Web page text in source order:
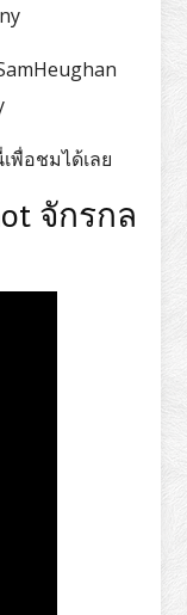
พื่อชมได้เลย
จักรกล